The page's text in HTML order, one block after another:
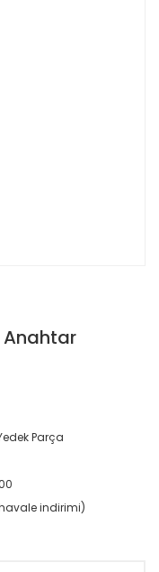
Anahtar
Parça
havale indirimi)